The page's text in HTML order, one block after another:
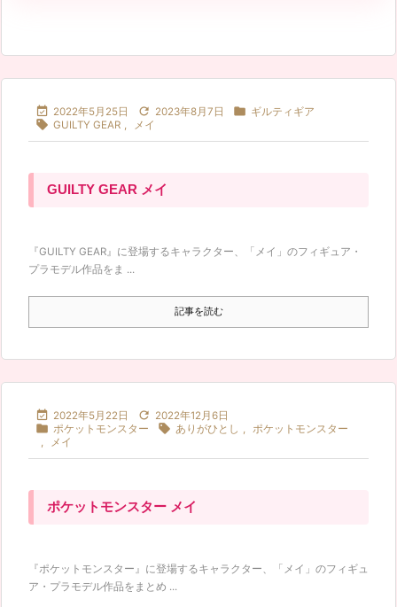
 2022年5月25日  2023年8月7日  ギルティギア
 GUILTY GEAR , メイ
GUILTY GEAR メイ
『GUILTY GEAR』に登場するキャラクター、「メイ」のフィギュア・
プラモデル作品をま ...
記事を読む
 2022年5月22日  2022年12月6日
 ポケットモンスター  ありがひとし , ポケットモンスター
,
メイ
ポケットモンスター メイ
『ポケットモンスター』に登場するキャラクター、「メイ」のフィギュ
ア・プラモデル作品をまとめ ...